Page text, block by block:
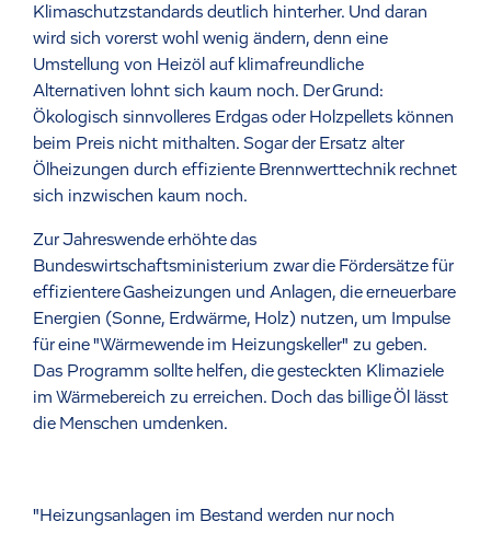
Klimaschutzstandards deutlich hinterher. Und daran
wird sich vorerst wohl wenig ändern, denn eine
Umstellung von Heizöl auf klimafreundliche
Alternativen lohnt sich kaum noch. Der Grund:
Ökologisch sinnvolleres Erdgas oder Holzpellets können
beim Preis nicht mithalten. Sogar der Ersatz alter
Ölheizungen durch effiziente Brennwerttechnik rechnet
sich inzwischen kaum noch.
Zur Jahreswende erhöhte das
Bundeswirtschaftsministerium zwar die Fördersätze für
effizientere Gasheizungen und Anlagen, die erneuerbare
Energien (Sonne, Erdwärme, Holz) nutzen, um Impulse
für eine "Wärmewende im Heizungskeller" zu geben.
Das Programm sollte helfen, die gesteckten Klimaziele
im Wärmebereich zu erreichen. Doch das billige Öl lässt
die Menschen umdenken.
"Heizungsanlagen im Bestand werden nur noch